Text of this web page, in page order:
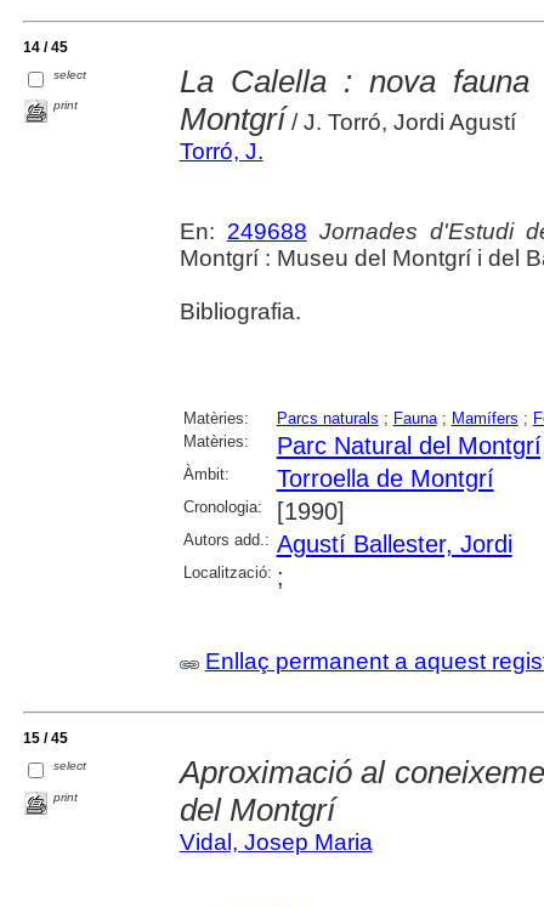
14 / 45
select
print
La Calella : nova
Montgrí / J. Torró, Jordi Agustí
Torró, J.
En: 249688 Jornades d'Estudi
Montgrí : Museu del Montgrí i del
Bibliografia.
Matèries: Parcs naturals ; Fauna; Mamífers ;
Matèries:
Parc Natural del
Àmbit: Torroella de Montgrí
Cronologia: [1990]
Autors add.: Agustí Ballester, Jordi
Localització: ;
Enllaç permanent a aquest
15 / 45
select
print
Aproximació al
del Montgrí
Vidal, Josep Maria